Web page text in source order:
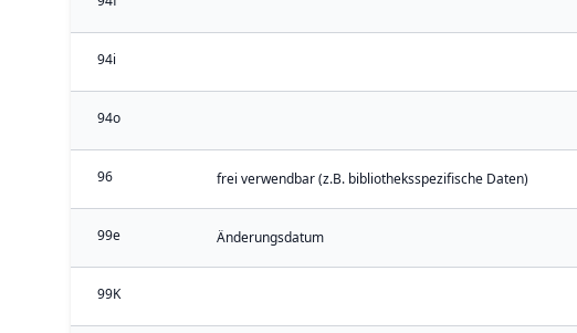
94i
94o
96 frei verwendbar (z.B. bibliotheksspezifische Daten)
99e Änderungsdatum
99K